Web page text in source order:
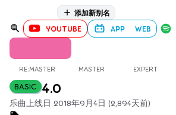
添加新别名
YOUTUBE APP WEB
RE:MASTER MASTER EXPERT
BASIC 4.0
乐曲上线日 2018年9月4日 (2,894天前)